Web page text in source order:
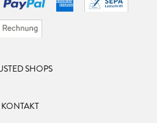
SHOPS
KONTAKT